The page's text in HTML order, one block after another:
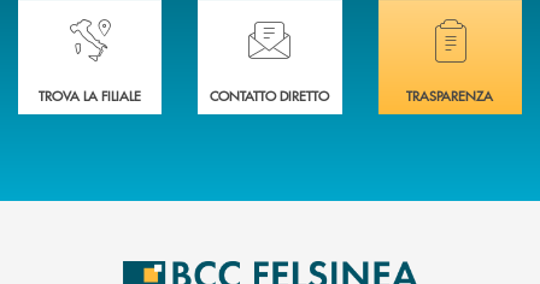
Accedi all' elenco completo delle nostre&nbsp; filiali .
TROVA LA FILIALE
Ti serve assistenza immediata? Contattaci!
CONTATTO DIRETTO
Hai bisogno di
TRASPARENZA